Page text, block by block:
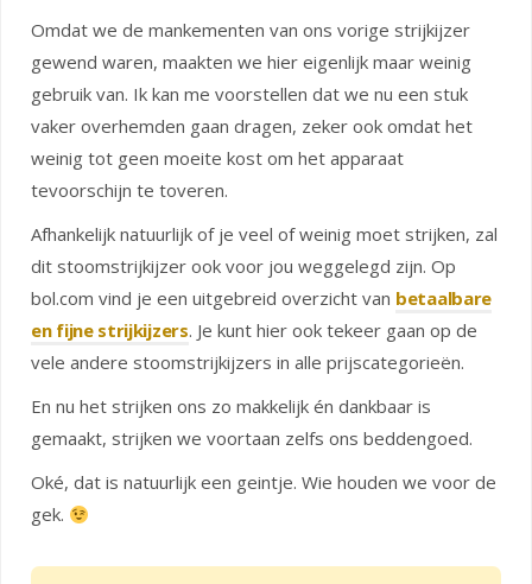
Omdat we de mankementen van ons vorige strijkijzer
gewend waren, maakten we hier eigenlijk maar weinig
gebruik van. Ik kan me voorstellen dat we nu een stuk
vaker overhemden gaan dragen, zeker ook omdat het
weinig tot geen moeite kost om het apparaat
tevoorschijn te toveren.
Afhankelijk natuurlijk of je veel of weinig moet strijken, zal
dit stoomstrijkijzer ook voor jou weggelegd zijn. Op
bol.com vind je een uitgebreid overzicht van betaalbare
en fijne strijkijzers. Je kunt hier ook tekeer gaan op de
vele andere stoomstrijkijzers in alle prijscategorieën.
En nu het strijken ons zo makkelijk én dankbaar is
gemaakt, strijken we voortaan zelfs ons beddengoed.
Oké, dat is natuurlijk een geintje. Wie houden we voor de
gek.